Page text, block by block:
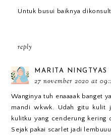
Untuk busui baiknya
reply
MARITA NINGTYAS
27 november 2020 at
Wanginya tuh enaaaak banget
mandi wkwk. Udah gitu kulit
kulitku yang cenderung
Sejak pakai scarlet jadi